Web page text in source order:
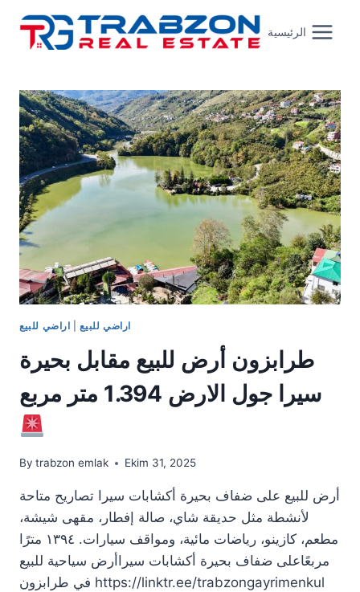
content
الرئيسية
اراضي للبيع اراضي للبيع
طرابزون أرض للبيع مقابل بحيرة
سيرا جول الارض 1.394 متر مربع
By trabzon emlak Ekim 31, 2025
أرض للبيع على ضفاف بحيرة أكشابات سيرا تصاريح متاحة
لأنشطة مثل حديقة شاي، صالة إفطار، مقهى شيشة،
مطعم، كازينو، رياضات مائية، ومواقف سيارات. ١٣٩٤ مترًا
مربعًاعلى ضفاف بحيرة أكشابات سيراأرض سياحية للبيع
في طرابزون https://linktr.ee/trabzongayrimenkul